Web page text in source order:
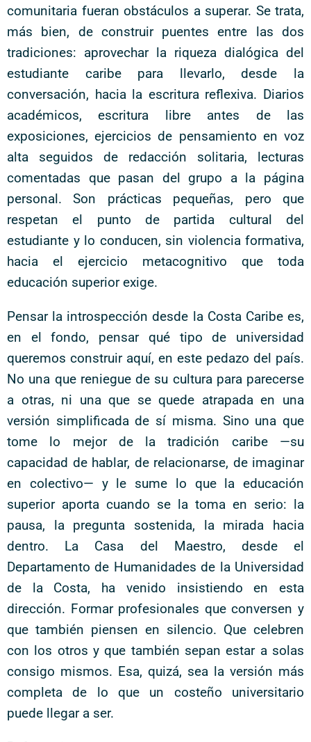
comunitaria fueran obstáculos a superar. Se trata,
más bien, de construir puentes entre las dos
tradiciones: aprovechar la riqueza dialógica del
estudiante caribe para llevarlo, desde la
conversación, hacia la escritura reflexiva. Diarios
académicos, escritura libre antes de las
exposiciones, ejercicios de pensamiento en voz
alta seguidos de redacción solitaria, lecturas
comentadas que pasan del grupo a la página
personal. Son prácticas pequeñas, pero que
respetan el punto de partida cultural del
estudiante y lo conducen, sin violencia formativa,
hacia el ejercicio metacognitivo que toda
educación superior exige.
Pensar la introspección desde la Costa Caribe es,
en el fondo, pensar qué tipo de universidad
queremos construir aquí, en este pedazo del país.
No una que reniegue de su cultura para parecerse
a otras, ni una que se quede atrapada en una
versión simplificada de sí misma. Sino una que
tome lo mejor de la tradición caribe —su
capacidad de hablar, de relacionarse, de imaginar
en colectivo— y le sume lo que la educación
superior aporta cuando se la toma en serio: la
pausa, la pregunta sostenida, la mirada hacia
dentro. La Casa del Maestro, desde el
Departamento de Humanidades de la Universidad
de la Costa, ha venido insistiendo en esta
dirección. Formar profesionales que conversen y
que también piensen en silencio. Que celebren
con los otros y que también sepan estar a solas
consigo mismos. Esa, quizá, sea la versión más
completa de lo que un costeño universitario
puede llegar a ser.